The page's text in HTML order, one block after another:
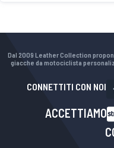
Dal 2009 Leather Collection
giacche da motociclista
CONNETTITI CON NOI
ACCETTIAMO